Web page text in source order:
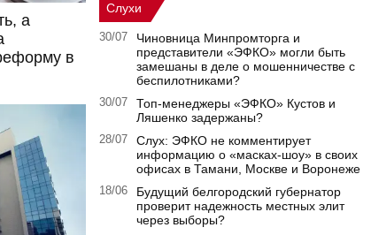
а
в
Слухи
30/07
Чиновница Минпромторга и
представители «ЭФКО» могли быть
замешаны в деле о мошенничестве с
беспилотниками?
30/07
Топ-менеджеры «ЭФКО» Кустов и
Ляшенко задержаны?
28/07
Слух: ЭФКО не комментирует
информацию о «масках-шоу» в своих
офисах в Тамани, Москве и Воронеже
18/06
Будущий белгородский губернатор
проверит надежность местных элит
через выборы?